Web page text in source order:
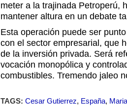
meter a la trajinada Petroperú,
mantener altura en un debate
Esta operación puede ser
con el sector empresarial, que
de la inversión privada. Será
vocación monopólica y
combustibles. Tremendo jaleo
TAGS: Cesar Gutierrez, España,